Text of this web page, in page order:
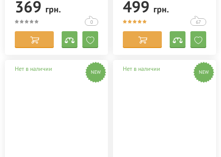
369 грн.
0
499 грн.
67
Нет в наличии NEW Нет в наличии NEW